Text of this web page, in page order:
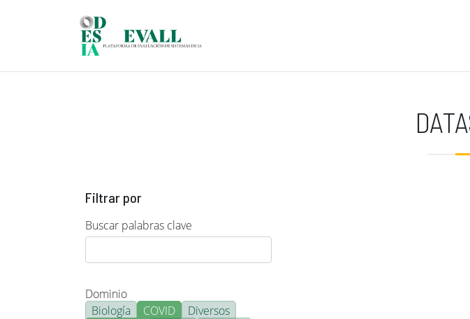
Filtrar por
Buscar palabras clave
Dominio
Biología
COVID
Diversos